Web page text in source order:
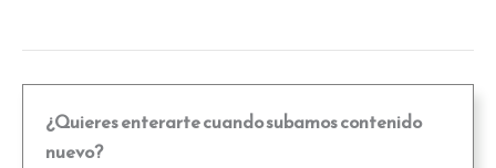
¿Quieres enterarte cuando subamos contenido
nuevo?